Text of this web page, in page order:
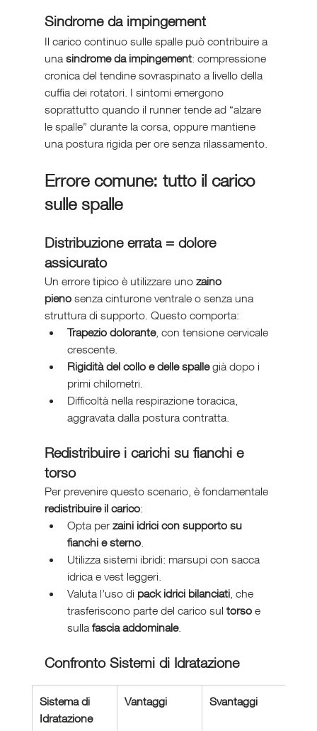
Sindrome da impingement
Il carico continuo sulle spalle può contribuire a
una sindrome da impingement: compressione
cronica del tendine sovraspinato a livello della
cuffia dei rotatori. I sintomi emergono
soprattutto quando il runner tende ad “alzare
le spalle” durante la corsa, oppure mantiene
una postura rigida per ore senza rilassamento.
Errore comune: tutto il carico
sulle spalle
Distribuzione errata = dolore
assicurato
Un errore tipico è utilizzare uno zaino
pieno senza cinturone ventrale o senza una
struttura di supporto. Questo comporta:
Trapezio dolorante, con tensione cervicale
crescente.
Rigidità del collo e delle spalle già dopo i
primi chilometri.
Difficoltà nella respirazione toracica,
aggravata dalla postura contratta.
Redistribuire i carichi su fianchi e
torso
Per prevenire questo scenario, è fondamentale
redistribuire il carico:
Opta per zaini idrici con supporto su
fianchi e sterno.
Utilizza sistemi ibridi: marsupi con sacca
idrica e vest leggeri.
Valuta l’uso di pack idrici bilanciati, che
trasferiscono parte del carico sul torso e
sulla fascia addominale.
Confronto Sistemi di Idratazione
Sistema di
Idratazione
Vantaggi Svantaggi